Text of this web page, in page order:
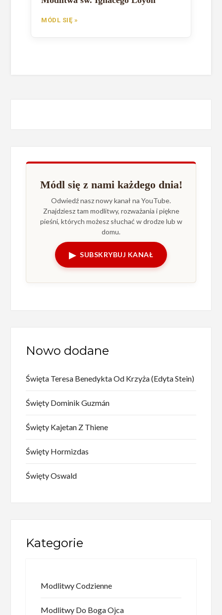
MÓDL SIĘ »
Módl się z nami każdego dnia!
Odwiedź nasz nowy kanał na YouTube.
Znajdziesz tam modlitwy, rozważania i piękne
pieśni, których możesz słuchać w drodze lub w
domu.
▶ SUBSKRYBUJ KANAŁ
Nowo dodane
Święta Teresa Benedykta Od Krzyża (Edyta Stein)
Święty Dominik Guzmán
Święty Kajetan Z Thiene
Święty Hormizdas
Święty Oswald
Kategorie
Modlitwy Codzienne
Modlitwy Do Boga Ojca